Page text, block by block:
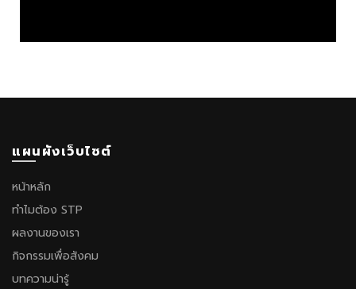
แผนผังเว็บไซต์
หน้าหลัก
ทำไมต้อง STP
ผลงานของเรา
กิจกรรมเพื่อสังคม
บทความน่ารู้